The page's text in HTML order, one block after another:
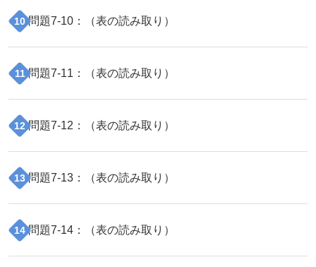
10 問題7-10 ：（表の読み取り ）
11 問題7-11 ：（表の読み取り ）
12 問題7-12 ：（表の読み取り ）
13 問題7-13 ：（表の読み取り ）
14 問題7-14 ：（表の読み取り ）